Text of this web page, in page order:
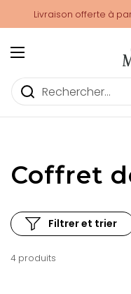
Livraison offerte à
Ouvrir le menu
Coffret
4 produits
Filtrer et trier